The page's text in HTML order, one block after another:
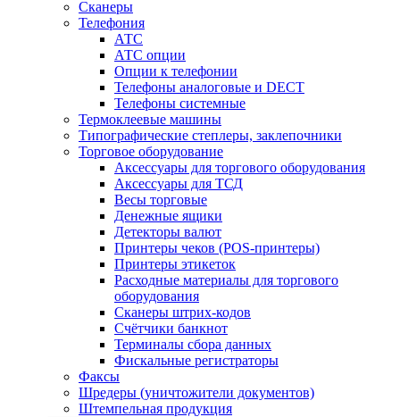
Сканеры
Телефония
АТС
АТС опции
Опции к телефонии
Телефоны аналоговые и DECT
Телефоны системные
Термоклеевые машины
Типографические степлеры, заклепочники
Торговое оборудование
Аксессуары для торгового оборудования
Аксессуары для ТСД
Весы торговые
Денежные ящики
Детекторы валют
Принтеры чеков (POS-принтеры)
Принтеры этикеток
Расходные материалы для торгового
оборудования
Сканеры штрих-кодов
Счётчики банкнот
Терминалы сбора данных
Фискальные регистраторы
Факсы
Шредеры (уничтожители документов)
Штемпельная продукция